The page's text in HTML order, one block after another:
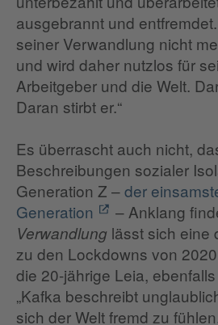
ausgebrannt und
seiner Verwandlung nicht
und wird daher nutzlos für
Arbeitgeber und die Welt.
Daran stirbt er.“
Es überrascht auch nicht,
Beschreibungen sozialer
Generation Z –der
Generation
– Anklang
Verwandlung lässt sich eine
zu den Lockdowns von
die 20-jährige Leia,
„Kafka beschreibt
sich der Welt fremd zu